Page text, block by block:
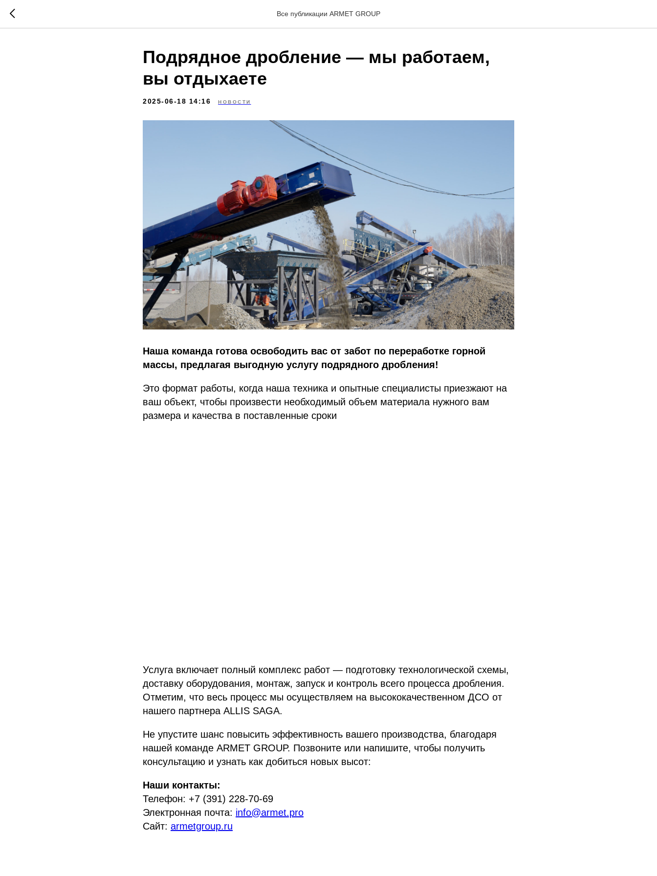
Все публикации ARMET GROUP
Подрядное дробление — мы работаем,
вы отдыхаете
2025-06-18 14:16 НОВОСТИ
Наша команда готова освободить вас от забот по переработке горной
массы, предлагая выгодную услугу подрядного дробления!
Это формат работы, когда наша техника и опытные специалисты приезжают на
ваш объект, чтобы произвести необходимый объем материала нужного вам
размера и качества в поставленные сроки
Услуга включает полный комплекс работ — подготовку технологической схемы,
доставку оборудования, монтаж, запуск и контроль всего процесса дробления.
Отметим, что весь процесс мы осуществляем на высококачественном ДСО от
нашего партнера ALLIS SAGA.
Не упустите шанс повысить эффективность вашего производства, благодаря
нашей команде ARMET GROUP. Позвоните или напишите, чтобы получить
консультацию и узнать как добиться новых высот:
Наши контакты:
Телефон: +7 (391) 228-70-69
Электронная почта: info@armet.pro
Сайт: armetgroup.ru